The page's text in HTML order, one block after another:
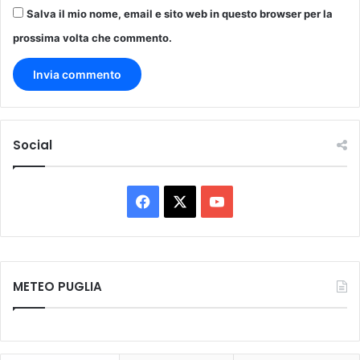
Salva il mio nome, email e sito web in questo browser per la
prossima volta che commento.
Social
Facebook You
Tube
METEO PUGLIA